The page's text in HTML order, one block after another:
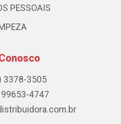
PESSOAIS
3378-3505
4747